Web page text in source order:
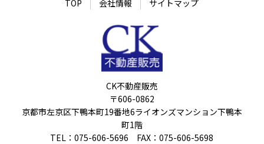
TOP 会社情報 サイトマップ
CK不動産販売
〒606-0862
京都市左京区下鴨本町19番地6ライオンズマンション下鴨本
町1階
TEL：075-606-5696 FAX：075-606-5698